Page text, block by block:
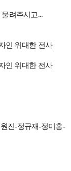
려주시고...
인 위대한 전사
인 위대한 전사
진-정규재-정미홍-